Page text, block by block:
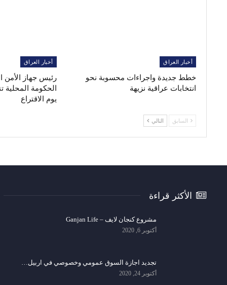
أخبار العراق
خطط جديدة واجراءات محسوبة نحو
انتخابات عراقية نزيهة
أخبار العراق
رئيس جهاز
الحكومة المحلية
يوم الاقتراع
السابق التالي
الأكثر قراءة
مشروع كنجان لايف – Ganjan Life
أكتوبر 6, 2020
تجديد اجازة السوق عمومي وخصوصي في اربيل…
أكتوبر 24, 2020